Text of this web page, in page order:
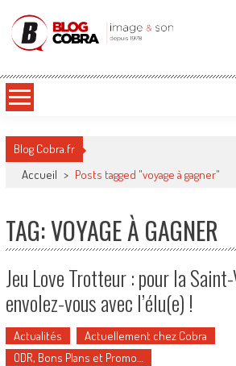
Blog Cobra
Blog Cobra.fr
Accueil > Posts tagged "voyage à gagner"
TAG: VOYAGE À GAGNER
Jeu Love Trotteur : pour la
envolez-vous avec l’élu(e) !
Actualités
Actuellement chez Cobra
ODR, Bons Plans et Promo…